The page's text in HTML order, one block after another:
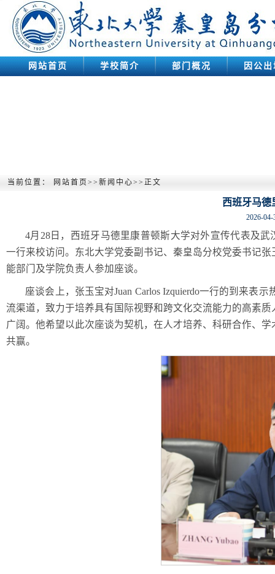
网站首页 学校简介 部门概况 因公
当前位置： 网站首页 >> 新闻中心>> 正文
西班牙马德
2026-04-
4月28日，西班牙马德里康普顿斯大学对外宣传代表及武
一行来校访问。东北大学党委副书记、秦皇岛分校党委书记
能部门及学院负责人参加座谈。
座谈会上，张玉宝对Juan Carlos Izquierdo一行的到来表
流渠道，致力于培养具有国际视野和跨文化交流能力的高素
广阔。他希望以此次座谈为契机，在人才培养、科研合作、
共赢。